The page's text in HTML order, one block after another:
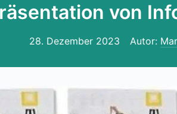
von
28. Dezember 2023 Autor: